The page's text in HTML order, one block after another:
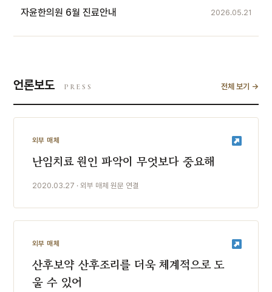
자윤한의원 6월 진료안내 2026.05.21
언론보도 PRESS 전체 보기 →
외부 매체
난임치료 원인 파악이 무엇보다 중요해
2020.03.27 · 외부 매체 원문 연결
외부 매체
산후보약 산후조리를 더욱 체계적으로 도
울 수 있어